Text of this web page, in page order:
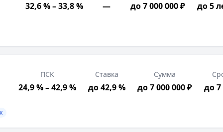
в РФ, Позитивная кредитная история, Возраст
договор, Подтверждение дохода, Свидетельство о
32,6 % – 33,8 % — до 7 000 000 ₽ до 5
ПСК
24,9 % – 42,9 %
Ставка
до 42,9 %
Сумма
до 7 000 000 ₽ до 7